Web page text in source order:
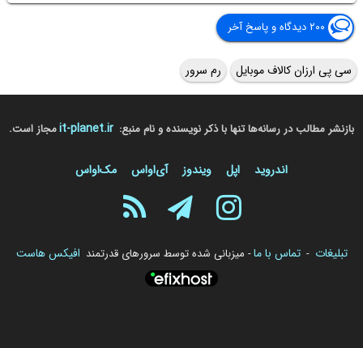
۲۰۰ دیدگاه و پاسخ آخر
سی پی ارزان کالاف موبایل رم سرور
بازنشر مطالب در رسانه‌ها تنها با ذکر نویسنده و نام منبع: it-planet.irمجاز است.
اندروید اپل ویندوز آی‌او‌اس مک‌او‌اس
تبلیغات - تماس با ما- میزبانی شده توسط سرورهای قدرتمند افیکس هاست